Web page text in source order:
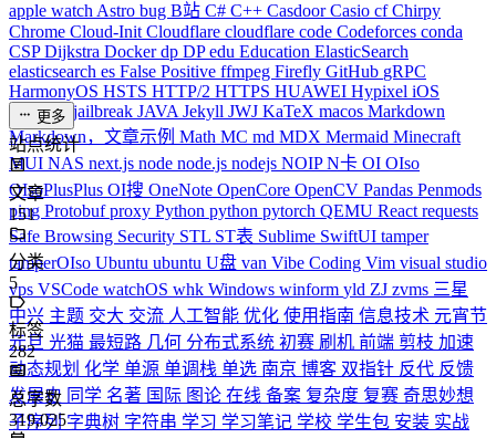
apple watch Astro bug B站 C# C++ CasdoorCasio cfChirpy
Chrome Cloud-Init Cloudflare cloudflare code Codeforces conda
CSPDijkstra Dockerdp DPedu Education ElasticSearch
elasticsearch es False Positive ffmpeg Firefly GitHub gRPC
HarmonyOS HSTS HTTP/2 HTTPS HUAWEI Hypixel iOS
iPhoneJ jailbreak JAVA Jekyll JWJ KaTeX macos Markdown
Markdown，文章示例 Math MC md MDX Mermaid Minecraft
MUI NAS next.js node node.js nodejs NOIPN卡 OI OIso
OIsoPlusPlus OI搜 OneNote OpenCore OpenCV Pandas Penmods
ping Protobufproxy Python python pytorch QEMU React requests
Safe Browsing Security STL ST表 Sublime SwiftUI tamper
tamperOIso Ubuntu ubuntu U盘 van Vibe Coding Vim visual studio
vps VSCode watchOS whk Windows winform yld ZJ zvms 三星
中兴 主题 交大 交流 人工智能 优化 使用指南 信息技术 元宵节
元旦 光猫 最短路 几何 分布式系统 初赛 刷机 前端 剪枝 加速
动态规划 化学 单源 单调栈 单选 南京 博客 双指针 反代 反馈
发展史 同学 名著 国际 图论 在线 备案 复杂度 复赛 奇思妙想
子序列字典树 字符串 学习 学习笔记 学校 学生包 安装 实战
更多
站点统计
文章
151
分类
5
标签
282
总字数
319,025